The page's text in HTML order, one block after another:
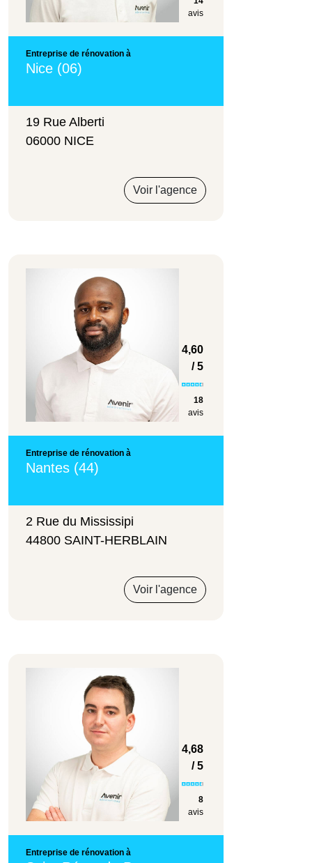
avis
Entreprise de rénovation à
Nice (06)
19 Rue Alberti
06000 NICE
Voir l'agence
4,60
/ 5
18
avis
Entreprise de rénovation à
Nantes (44)
2 Rue du Mississipi
44800 SAINT-HERBLAIN
Voir l'agence
4,68
/ 5
8
avis
Entreprise de rénovation à